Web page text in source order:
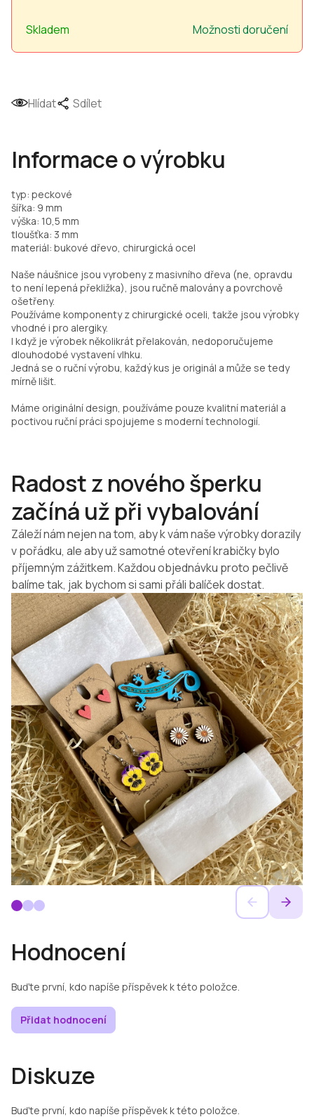
Hlídat Sdílet
Skladem Možnosti doručení
Informace o výrobku
typ: peckové
šířka: 9 mm
výška: 10,5 mm
tloušťka: 3 mm
materiál: bukové dřevo, chirurgická ocel
Naše náušnice jsou vyrobeny z masivního dřeva (ne, opravdu
to není lepená překližka), jsou ručně malovány a povrchově
ošetřeny.
Používáme komponenty z chirurgické oceli, takže jsou výrobky
vhodné i pro alergiky.
I když je výrobek několikrát přelakován, nedoporučujeme
dlouhodobé vystavení vlhku.
Jedná se o ruční výrobu, každý kus je originál a může se tedy
mírně lišit.
Máme originální design, používáme pouze kvalitní materiál a
poctivou ruční práci spojujeme s moderní technologií.
Hodnocení
Buďte první, kdo napíše příspěvek k této položce.
Přidat hodnocení
Diskuze
Buďte první, kdo napíše příspěvek k této položce.
Radost z nového šperku
začíná už při vybalování
Záleží nám nejen na tom, aby k vám naše výrobky dorazily
v pořádku, ale aby už samotné otevření krabičky bylo
příjemným zážitkem. Každou objednávku proto pečlivě
balíme tak, jak bychom si sami přáli balíček dostat.